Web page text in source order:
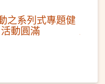
之系列式專題健
動圓滿